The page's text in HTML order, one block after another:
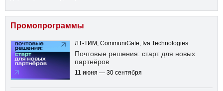
Промопрограммы
ЛТ-ТИМ, CommuniGate, Iva Technologies
Почтовые решения: старт для новых
партнёров
11 июня — 30 сентября